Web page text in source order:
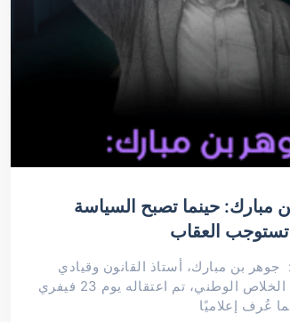
مبارك: حينما تصبح السياسة
العقاب
بن مبارك، أستاذ القانون وقيادي
في جبهة الخلاص الوطني، تم اعتقاله يوم 23 فيفري